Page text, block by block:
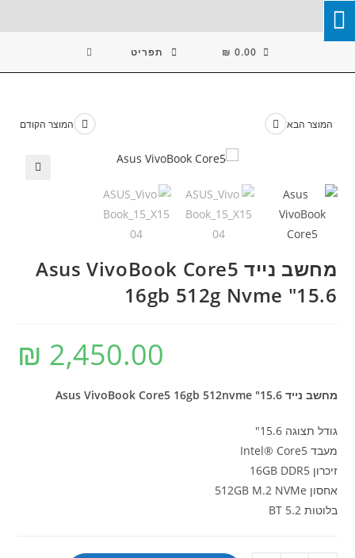
Skip
To
₪ 0.00 תפריט
המוצר הקודם המוצר הבא
מחשב נייד Asus VivoBook Core5
16gb 512g Nvme "15.6
₪ 2,450.00
מחשב נייד Asus VivoBook Core5 16gb 512nvme "15.6
גודל תצוגה 15.6"
מעבד Intel® Core5
זיכרון 16GB DDR5
אחסון 512GB M.2 NVMe
בלוטות BT 5.2